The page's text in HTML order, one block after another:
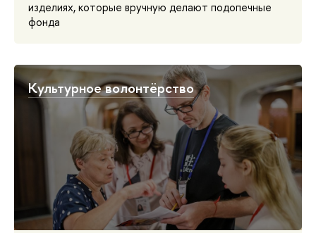
изделиях, которые вручную делают подопечные
фонда
Культурное волонтёрство